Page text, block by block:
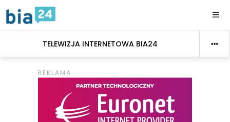
TELEWIZJA INTERNETOWA BIA24